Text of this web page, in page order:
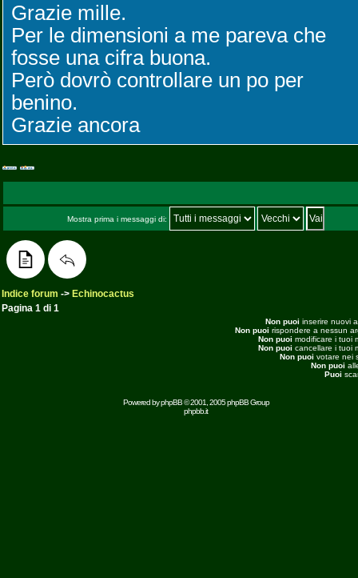
Grazie mille.
Per le dimensioni a me pareva che
fosse una cifra buona.
Però dovrò controllare un po per
benino.
Grazie ancora
Mostra prima i messaggi di:
Indice forum -> Echinocactus
Pagina 1 di 1
Non puoi inserire nuovi
Non puoi rispondere a nessun
Non puoi modificare i tuoi
Non puoi cancellare i tuoi
Non puoi votare nei
Non puoi
Puoi
Powered byphpBB© 2001, 2005 phpBB Group
phpbb.it